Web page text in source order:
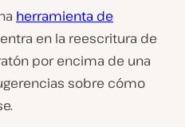
herramienta de
en la reescritura de
por encima de una
sobre cómo